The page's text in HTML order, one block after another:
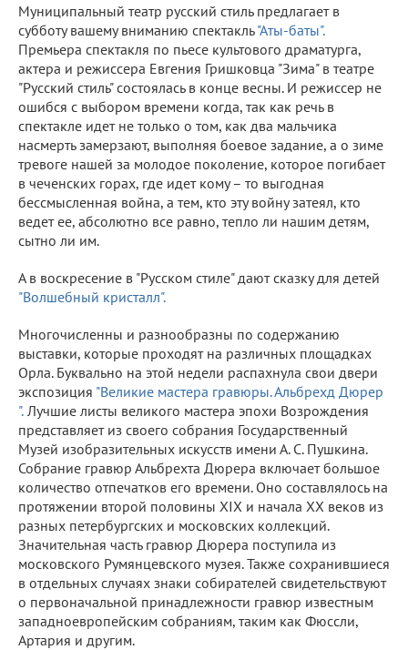
Муниципальный театр русский стиль предлагает в
субботу вашему вниманию спектакль"Аты-баты".
Премьера спектакля по пьесе культового драматурга,
актера и режиссера Евгения Гришковца "Зима" в театре
"Русский стиль" состоялась в конце весны. И режиссер не
ошибся с выбором времени когда, так как речь в
спектакле идет не только о том, как два мальчика
насмерть замерзают, выполняя боевое задание, а о зиме
тревоге нашей за молодое поколение, которое погибает
в чеченских горах, где идет кому – то выгодная
бессмысленная война, а тем, кто эту войну затеял, кто
ведет ее, абсолютно все равно, тепло ли нашим детям,
сытно ли им.
А в воскресение в "Русском стиле" дают сказку для детей
"Волшебный кристалл".
Многочисленны и разнообразны по содержанию
выставки, которые проходят на различных площадках
Орла. Буквально на этой недели распахнула свои двери
экспозиция "Великие мастера гравюры. Альбрехд Дюрер
". Лучшие листы великого мастера эпохи Возрождения
представляет из своего собрания Государственный
Музей изобразительных искусств имени А. С. Пушкина.
Собрание гравюр Альбрехта Дюрера включает большое
количество отпечатков его времени. Оно составлялось на
протяжении второй половины XIX и начала XX веков из
разных петербургских и московских коллекций.
Значительная часть гравюр Дюрера поступила из
московского Румянцевского музея. Также сохранившиеся
в отдельных случаях знаки собирателей свидетельствуют
о первоначальной принадлежности гравюр известным
западноевропейским собраниям, таким как Фюссли,
Артария и другим.